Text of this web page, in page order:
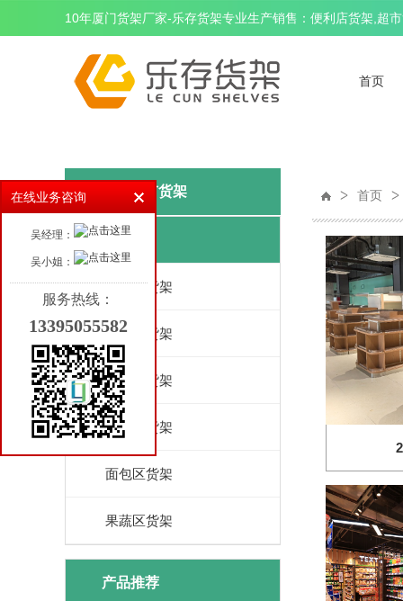
10年厦门货架厂家-乐存货架专业生产销售：便利店货架,超
首页
精品超市货架
货架区
生鲜区货架
散装区货架
干货区货架
促销区货架
面包区货架
果蔬区货架
产品推荐
首页
在线业务咨询
吴经理：
吴小姐：
服务热线：
13395055582